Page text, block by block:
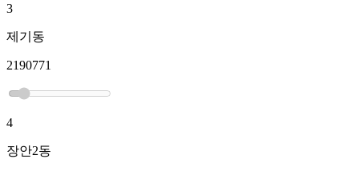
3
제기동
2190771
4
장안2동